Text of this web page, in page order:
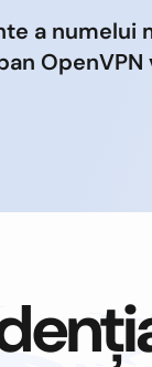
a